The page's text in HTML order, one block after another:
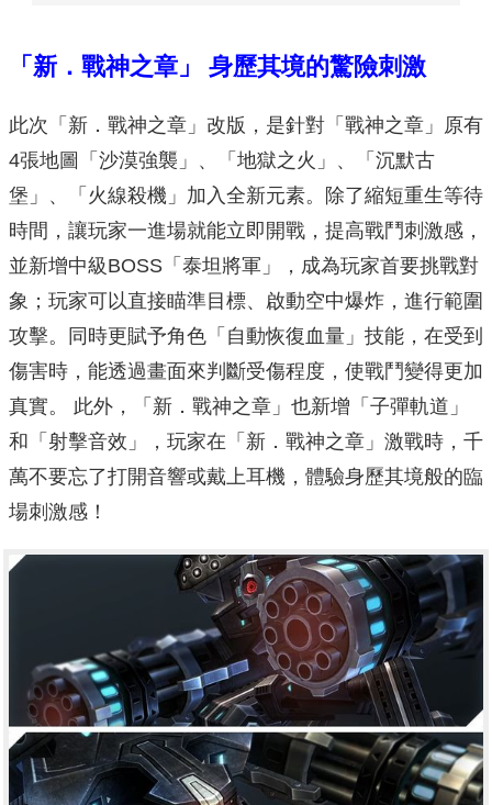
「新．戰神之章」 身歷其境的驚險刺激
此次「新．戰神之章」改版，是針對「戰神之章」原有
4張地圖「沙漠強襲」、「地獄之火」、「沉默古
堡」、「火線殺機」加入全新元素。除了縮短重生等待
時間，讓玩家一進場就能立即開戰，提高戰鬥刺激感，
並新增中級BOSS「泰坦將軍」，成為玩家首要挑戰對
象；玩家可以直接瞄準目標、啟動空中爆炸，進行範圍
攻擊。同時更賦予角色「自動恢復血量」技能，在受到
傷害時，能透過畫面來判斷受傷程度，使戰鬥變得更加
真實。 此外，「新．戰神之章」也新增「子彈軌道」
和「射擊音效」，玩家在「新．戰神之章」激戰時，千
萬不要忘了打開音響或戴上耳機，體驗身歷其境般的臨
場刺激感！